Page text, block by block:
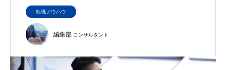
転職ノウハウ
編集部 コンサルタント